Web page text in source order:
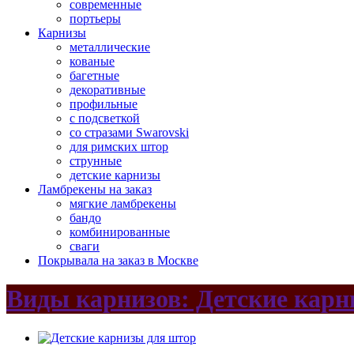
современные
портьеры
Карнизы
металлические
кованые
багетные
декоративные
профильные
с подсветкой
со стразами Swarovski
для римских штор
струнные
детские карнизы
Ламбрекены на заказ
мягкие ламбрекены
бандо
комбинированные
сваги
Покрывала на заказ в Москве
Виды карнизов: Детские